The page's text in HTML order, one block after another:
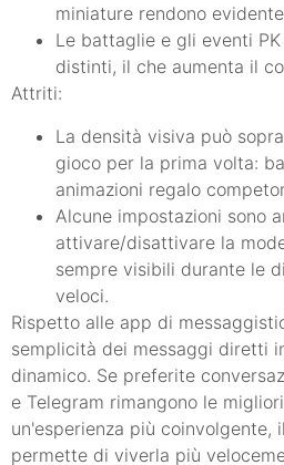
miniature rendono
Le battaglie e gli eventi
distinti, il che aumenta il
Attriti:
La densità visiva può
gioco per la prima volta:
animazioni regalo
Alcune impostazioni sono
attivare/disattivare la
sempre visibili durante le
veloci.
Rispetto alle app di
semplicità dei messaggi diretti
dinamico. Se preferite
e Telegram rimangono le
un'esperienza più coinvolgente,
permette di viverla più